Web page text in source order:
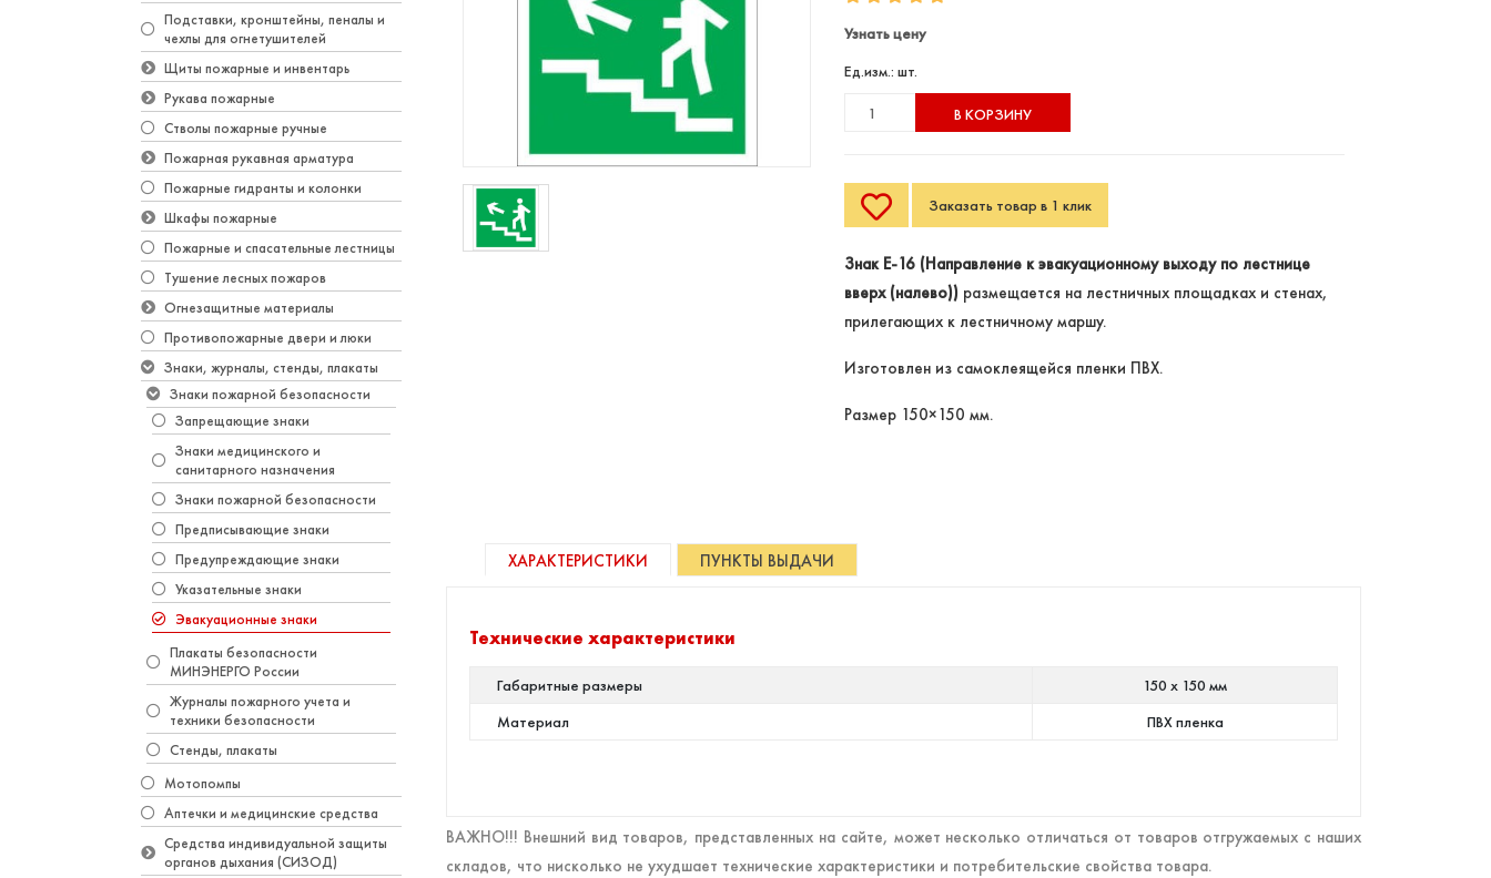
Подставки, кронштейны, пеналы и
чехлы для огнетушителей
Щиты пожарные и инвентарь
Рукава пожарные
Стволы пожарные ручные
Пожарная рукавная арматура
Пожарные гидранты и колонки
Шкафы пожарные
Пожарные и спасательные лестницы
Тушение лесных пожаров
Огнезащитные материалы
Противопожарные двери и люки
Знаки, журналы, стенды, плакаты
Знаки пожарной безопасности
Запрещающие знаки
Знаки медицинского и
санитарного назначения
Знаки пожарной безопасности
Предписывающие знаки
Предупреждающие знаки
Указательные знаки
Эвакуационные знаки
Плакаты безопасности
МИНЭНЕРГО России
Журналы пожарного учета и
техники безопасности
Стенды, плакаты
Мотопомпы
Аптечки и медицинские средства
Средства индивидуальной защиты
органов дыхания (СИЗОД)
Узнать цену
Ед.изм.: шт.
В КОРЗИНУ
Заказать товар в 1 клик
Знак Е-16 (Направление к эвакуационному выходу по лестнице
вверх (налево)) размещается на лестничных площадках и стенах,
прилегающих к лестничному маршу.
Изготовлен из самоклеящейся пленки ПВХ.
Размер 150×150 мм.
ХАРАКТЕРИСТИКИ ПУНКТЫ ВЫДАЧИ
Технические характеристики
Габаритные размеры
150 х 150 мм
Материал
ПВХ пленка
ВАЖНО!!! Внешний вид товаров, представленных на сайте, может несколько отличаться от товаров отгружаемых с наших
складов, что нисколько не ухудшает технические характеристики и потребительские свойства товара.